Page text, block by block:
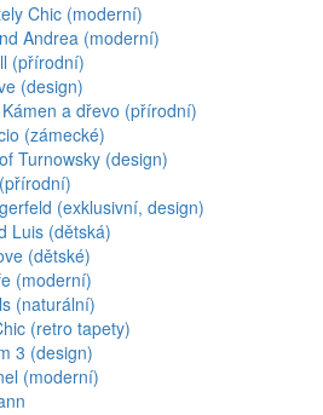
Chic (moderní)
Andrea (moderní)
(přírodní)
(design)
a dřevo (přírodní)
(zámecké)
Turnowsky (design)
(exklusivní, design)
Luis (dětská)
(dětské)
(moderní)
(naturální)
(retro tapety)
3 (design)
(moderní)